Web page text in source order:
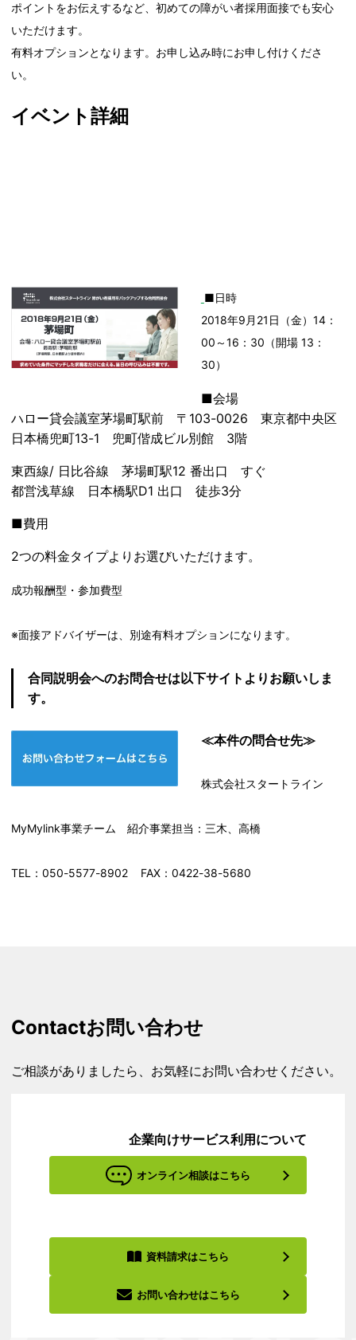
ポイントをお伝えするなど、初めての障がい者採用面接でも安心
いただけます。
有料オプションとなります。お申し込み時にお申し付けくださ
い。
イベント詳細
■日時
2018年9月21日（金）14：
00～16：30（開場 13：
30）
■会場
ハロー貸会議室茅場町駅前 〒103-0026 東京都中央区
日本橋兜町13-1 兜町偕成ビル別館 3階
東西線/ 日比谷線 茅場町駅12 番出口 すぐ
都営浅草線 日本橋駅D1 出口 徒歩3分
■費用
2つの料金タイプよりお選びいただけます。
成功報酬型・参加費型
※面接アドバイザーは、別途有料オプションになります。
合同説明会へのお問合せは以下サイトよりお願いしま
す。
≪本件の問合せ先≫
株式会社スタートライン
MyMylink事業チーム 紹介事業担当：三木、高橋
TEL：050-5577-8902 FAX：0422-38-5680
Contactお問い合わせ
ご相談がありましたら、お気軽にお問い合わせください。
企業向けサービス利用について
オンライン相談はこちら
資料請求はこちら
お問い合わせはこちら